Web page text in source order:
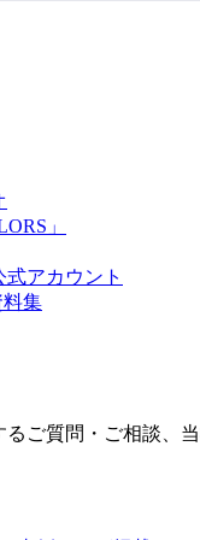
」
アカウント
料集
ご質問・ご相談、